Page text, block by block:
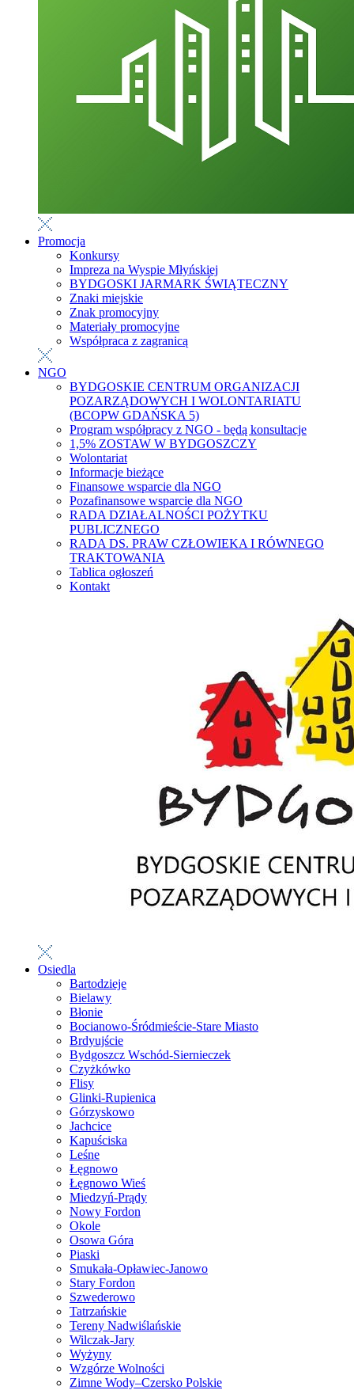
Promocja
Konkursy
Impreza na Wyspie Młyńskiej
BYDGOSKI JARMARK ŚWIĄTECZNY
Znaki miejskie
Znak promocyjny
Materiały promocyjne
Współpraca z zagranicą
NGO
BYDGOSKIE CENTRUM ORGANIZACJI
POZARZĄDOWYCH I WOLONTARIATU
(BCOPW GDAŃSKA 5)
Program współpracy z NGO - będą konsultacje
1,5% ZOSTAW W BYDGOSZCZY
Wolontariat
Informacje bieżące
Finansowe wsparcie dla NGO
Pozafinansowe wsparcie dla NGO
RADA DZIAŁALNOŚCI POŻYTKU
PUBLICZNEGO
RADA DS. PRAW CZŁOWIEKA I RÓWNEGO
TRAKTOWANIA
Tablica ogłoszeń
Kontakt
Osiedla
Bartodzieje
Bielawy
Błonie
Bocianowo-Śródmieście-Stare Miasto
Brdyujście
Bydgoszcz Wschód-Siernieczek
Czyżkówko
Flisy
Glinki-Rupienica
Górzyskowo
Jachcice
Kapuściska
Leśne
Łęgnowo
Łęgnowo Wieś
Miedzyń-Prądy
Nowy Fordon
Okole
Osowa Góra
Piaski
Smukała-Opławiec-Janowo
Stary Fordon
Szwederowo
Tatrzańskie
Tereny Nadwiślańskie
Wilczak-Jary
Wyżyny
Wzgórze Wolności
Zimne Wody–Czersko Polskie